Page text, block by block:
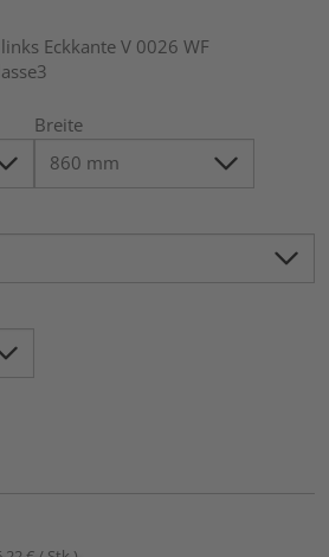
Eckkante V 0026 WF
Breite